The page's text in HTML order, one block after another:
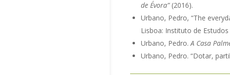
de Évora”(2016).
Urbano, Pedro, “The
Lisboa: Instituto de
Urbano, Pedro.A Casa
Urbano, Pedro. “Dotar,